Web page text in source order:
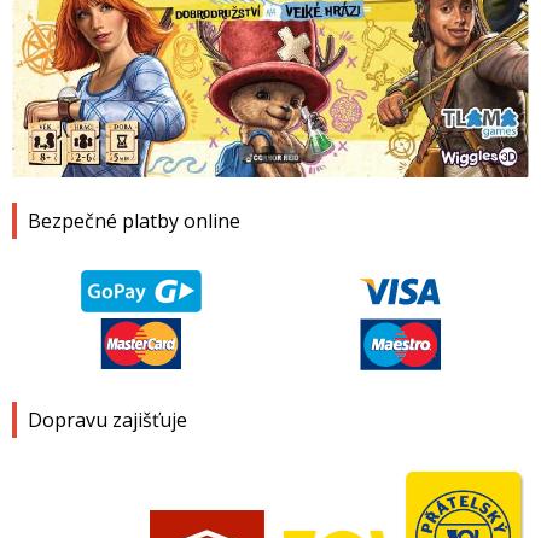
Bezpečné platby online
Dopravu zajišťuje